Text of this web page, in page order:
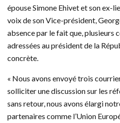
épouse Simone Ehivet et son ex-
voix de son Vice-président,
absence par le fait que, plusieurs
adressées au président de la
concrète.
« Nous avons envoyé trois
solliciter une discussion sur les
sans retour, nous avons élargi
partenaires comme l’Union